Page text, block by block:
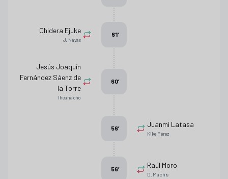
Chidera Ejuke
J. Navas
61’
Jesús Joaquín
Fernández Sáenz de
la Torre
Iheanacho
60’
Juanmi Latasa
Kike Pérez
56’
Raúl Moro
D. Machis
56’